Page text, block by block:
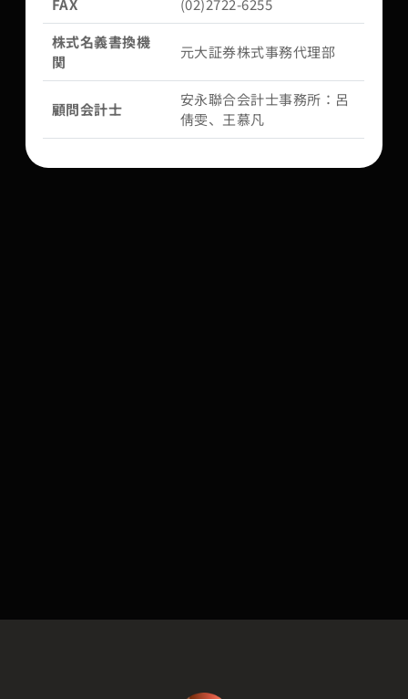
株式名義書換機
関
元大証券株式事務代理部
顧問会計士
安永聯合会計士事務所：呂
倩雯、王慕凡